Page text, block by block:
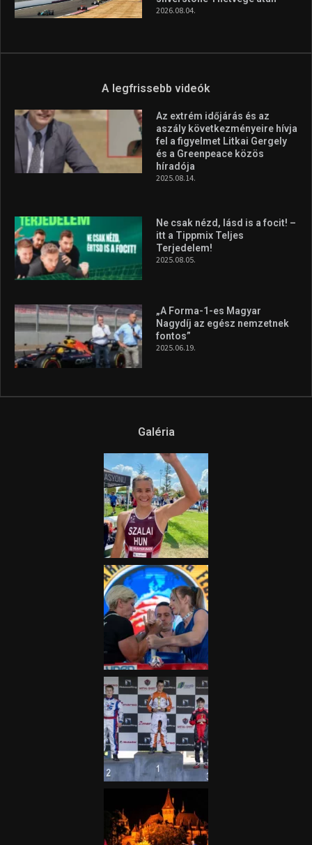
2026.08.04.
A legfrissebb videók
Az extrém időjárás és az
aszály következményeire hívja
fel a figyelmet Litkai Gergely
és a Greenpeace közös
híradója
2025.08.14.
Ne csak nézd, lásd is a focit! –
itt a Tippmix Teljes
Terjedelem!
2025.08.05.
„A Forma-1-es Magyar
Nagydíj az egész nemzetnek
fontos”
2025.06.19.
Galéria